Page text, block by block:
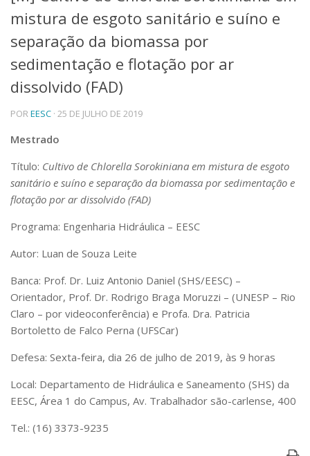
Telefones e Mapas
Pessoas
Ensino
Graduação
Pós-Graduação
Educação a distância
Cursos de Extensão
Pesquisa e Inovação
Centros, Núcleos e Projetos em Rede
Pós-doutorado
Iniciação Científica
Empresas Juniores
Extensão à Comunidade
Artes, Cultura e Esportes
Museus e Espaços Interativos
Serviços
Bibliotecas
Apoio ao Estudante
Segurança, Trânsito e Prevenção
RH, Administrativo e Financeiro
Outros serviços
Assessorias e Mídias
mistura de esgoto sanitário e suíno e
separação da biomassa por
sedimentação e flotação por ar
dissolvido (FAD)
POREESC · 25 DE JULHO DE 2019
Mestrado
Título: Cultivo de Chlorella Sorokiniana em mistura de esgoto
sanitário e suíno e separação da biomassa por sedimentação e
flotação por ar dissolvido (FAD)
Programa: Engenharia Hidráulica – EESC
Autor: Luan de Souza Leite
Banca: Prof. Dr. Luiz Antonio Daniel (SHS/EESC) –
Orientador, Prof. Dr. Rodrigo Braga Moruzzi – (UNESP – Rio
Claro – por videoconferência) e Profa. Dra. Patricia
Bortoletto de Falco Perna (UFSCar)
Defesa: Sexta-feira, dia 26 de julho de 2019, às 9 horas
Local: Departamento de Hidráulica e Saneamento (SHS) da
EESC, Área 1 do Campus, Av. Trabalhador são-carlense, 400
Tel.: (16) 3373-9235